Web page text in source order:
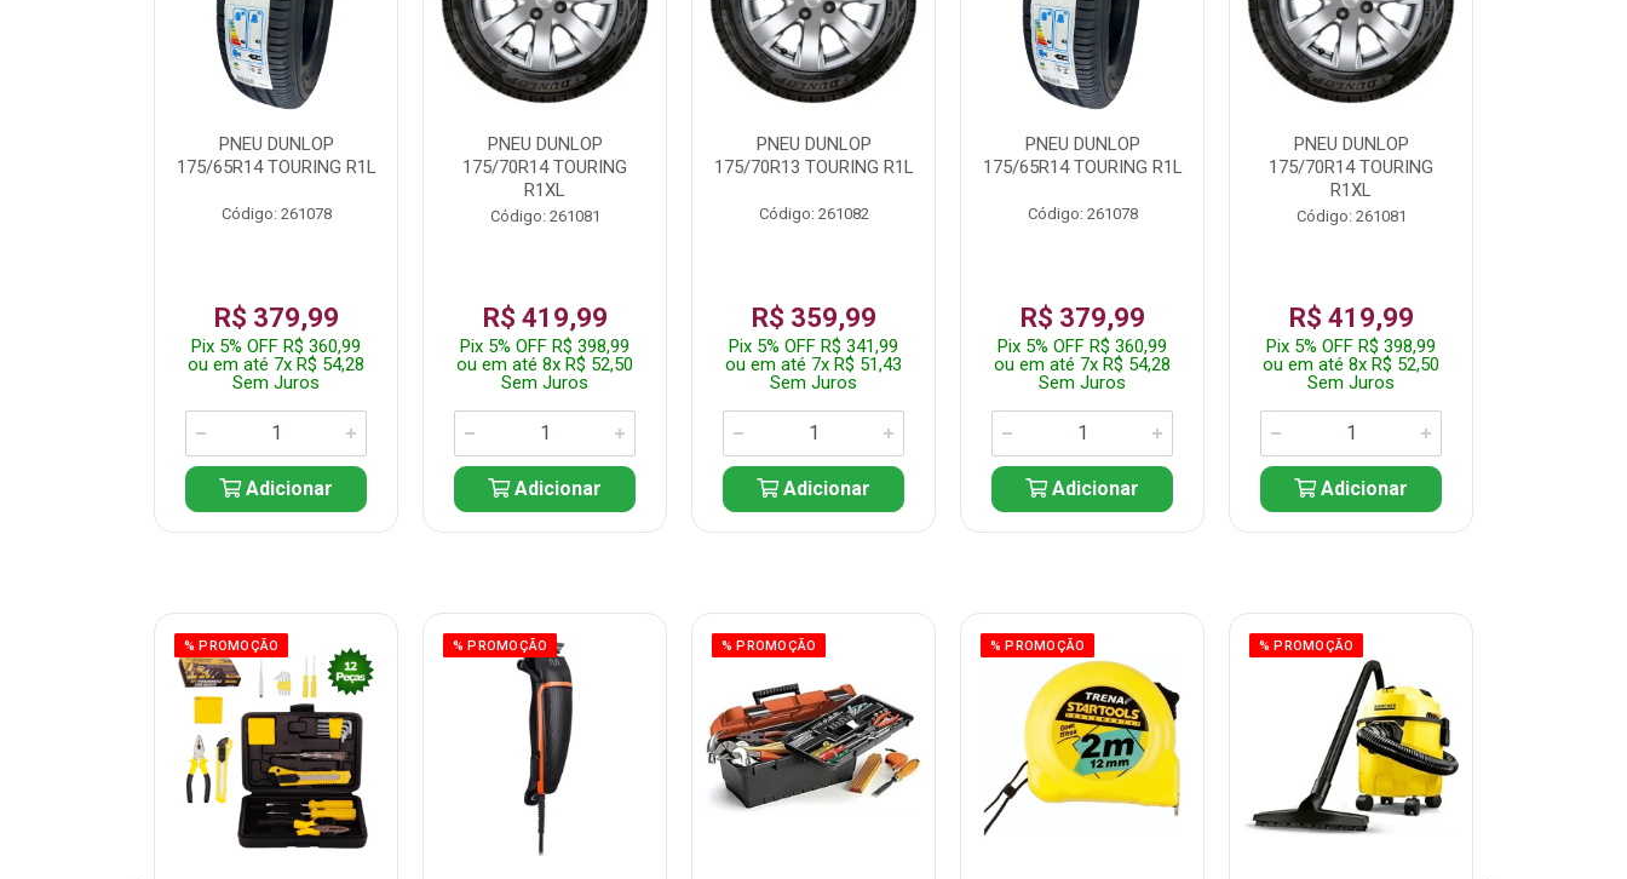
PNEU DUNLOP
175/65R14 TOURING R1L
Código: 261078
R$ 379,99
Pix 5% OFF R$ 360,99
ou em até 7x R$ 54,28
Sem Juros
Adicionar
PNEU DUNLOP
175/70R14 TOURING
R1XL
Código: 261081
R$ 419,99
Pix 5% OFF R$ 398,99
ou em até 8x R$ 52,50
Sem Juros
Adicionar
PNEU DUNLOP
175/70R13 TOURING R1L
Código: 261082
R$ 359,99
Pix 5% OFF R$ 341,99
ou em até 7x R$ 51,43
Sem Juros
Adicionar
PNEU DUNLOP
175/65R14 TOURING R1L
Código: 261078
R$ 379,99
Pix 5% OFF R$ 360,99
ou em até 7x R$ 54,28
Sem Juros
Adicionar
PNEU DUNLOP
175/70R14 TOURING
R1XL
Código: 261081
R$ 419,99
Pix 5% OFF R$ 398,99
ou em até 8x R$ 52,50
Sem Juros
Adicionar
% PROMOÇÃO % PROMOÇÃO % PROMOÇÃO % PROMOÇÃO % PROMOÇÃO